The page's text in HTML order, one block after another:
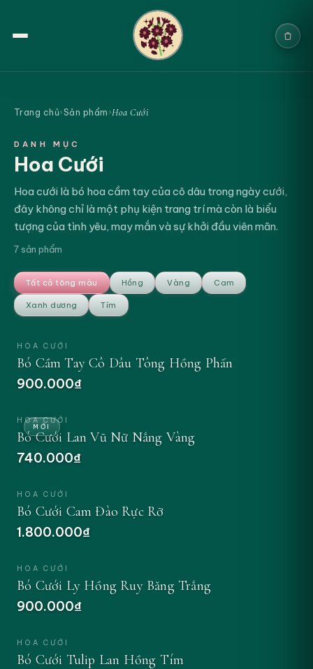
Cưới & Sự kiện
Blogs
Chính sách
Tìm sản phẩm
Trang chủ›Sản phẩm ›Hoa Cưới
DANH MỤC
Hoa Cưới
Hoa cưới là bó hoa cầm tay của cô dâu trong ngày cưới,
đây không chỉ là một phụ kiện trang trí mà còn là biểu
tượng của tình yêu, may mắn và sự khởi đầu viên mãn.
7 sản phẩm
Tất cả tông màu Hồng Vàng Cam
Xanh dương Tím
HOA CƯỚI
Bó Cầm Tay Cô Dâu Tông Hồng Phấn
900.000₫
MỚI
HOA CƯỚI
Bó Cưới Lan Vũ Nữ Nắng Vàng
740.000₫
HOA CƯỚI
Bó Cưới Cam Đào Rực Rỡ
1.800.000₫
HOA CƯỚI
Bó Cưới Ly Hồng Ruy Băng Trắng
900.000₫
HOA CƯỚI
Bó Cưới Tulip Lan Hồng Tím